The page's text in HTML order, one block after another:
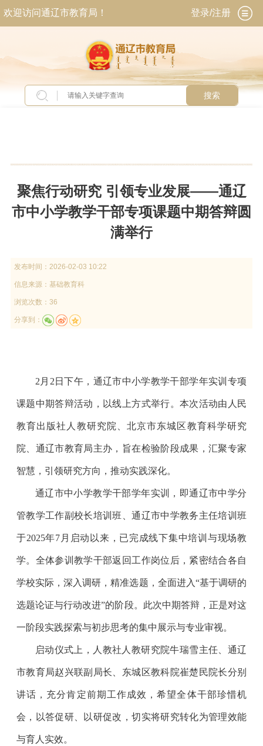
欢迎访问通辽市教育局！ 登录/注册
搜索
聚焦行动研究 引领专业发展——通辽
市中小学教学干部专项课题中期答辩圆
满举行
发布时间： 2026-02-03 10:22
信息来源： 基础教育科
浏览次数：36
分享到：
2月2日下午，通辽市中小学教学干部学年实训专项
课题中期答辩活动，以线上方式举行。本次活动由人民
教育出版社人教研究院、北京市东城区教育科学研究
院、通辽市教育局主办，旨在检验阶段成果，汇聚专家
智慧，引领研究方向，推动实践深化。
通辽市中小学教学干部学年实训，即通辽市中学分
管教学工作副校长培训班、通辽市中学教务主任培训班
于2025年7月启动以来，已完成线下集中培训与现场教
学。全体参训教学干部返回工作岗位后，紧密结合各自
学校实际，深入调研，精准选题，全面进入“基于调研的
选题论证与行动改进”的阶段。此次中期答辩，正是对这
一阶段实践探索与初步思考的集中展示与专业审视。
启动仪式上，人教社人教研究院牛瑞雪主任、通辽
市教育局赵兴联副局长、东城区教科院崔楚民院长分别
讲话，充分肯定前期工作成效，希望全体干部珍惜机
会，以答促研、以研促改，切实将研究转化为管理效能
与育人实效。